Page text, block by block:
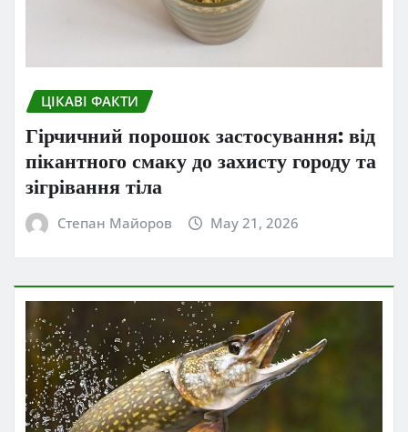
ЦІКАВІ ФАКТИ
Гірчичний порошок застосування: від
пікантного смаку до захисту городу та
зігрівання тіла
Степан Майоров May 21, 2026